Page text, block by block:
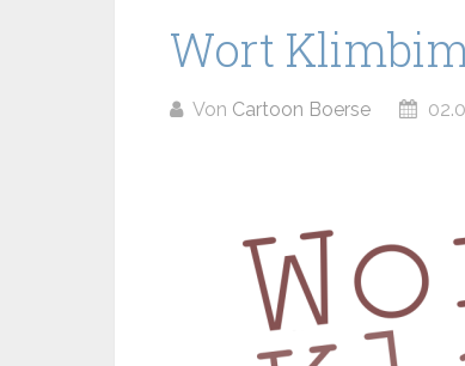
Wort Klimbim
Von Cartoon Boerse